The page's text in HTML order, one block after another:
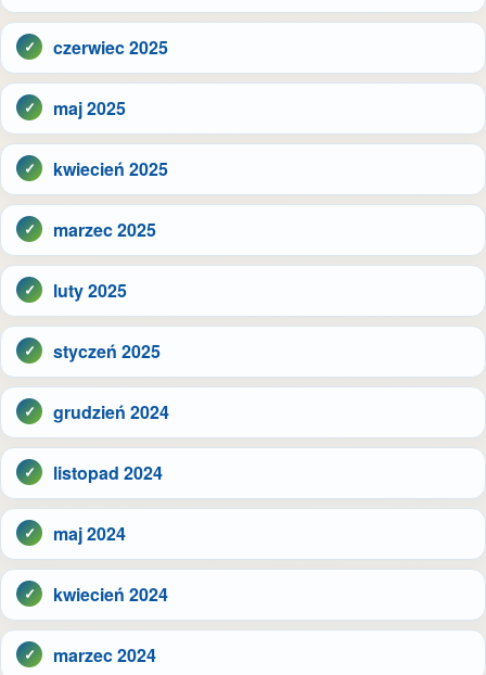
czerwiec 2025
maj 2025
kwiecień 2025
marzec 2025
luty 2025
styczeń 2025
grudzień 2024
listopad 2024
maj 2024
kwiecień 2024
marzec 2024